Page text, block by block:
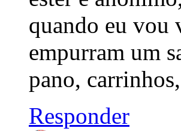
quando eu vou
empurram um
pano,
Responder